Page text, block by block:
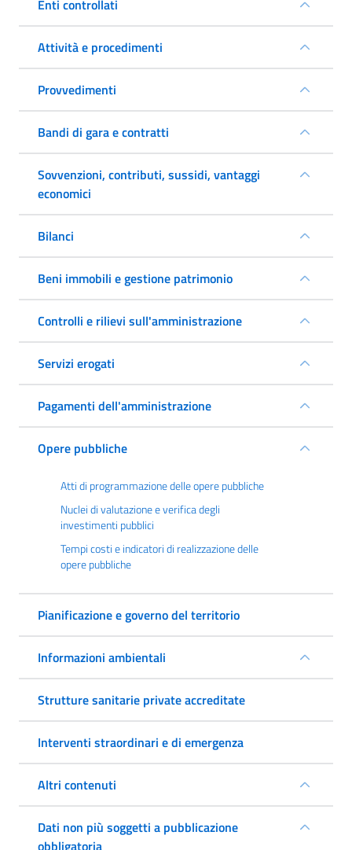
Enti controllati
Attività e procedimenti
Provvedimenti
Bandi di gara e contratti
Sovvenzioni, contributi, sussidi, vantaggi
economici
Bilanci
Beni immobili e gestione patrimonio
Controlli e rilievi sull'amministrazione
Servizi erogati
Pagamenti dell'amministrazione
Opere pubbliche
Atti di programmazione delle opere pubbliche
Nuclei di valutazione e verifica degli
investimenti pubblici
Tempi costi e indicatori di realizzazione delle
opere pubbliche
Pianificazione e governo del territorio
Informazioni ambientali
Strutture sanitarie private accreditate
Interventi straordinari e di emergenza
Altri contenuti
Dati non più soggetti a pubblicazione
obbligatoria